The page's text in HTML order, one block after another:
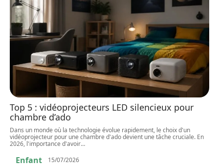
Top 5 : vidéoprojecteurs LED silencieux pour
chambre d’ado
Dans un monde où la technologie évolue rapidement, le choix d'un
vidéoprojecteur pour une chambre d'ado devient une tâche cruciale. En
2026, l'importance d'avoir…
Enfant 15/07/2026